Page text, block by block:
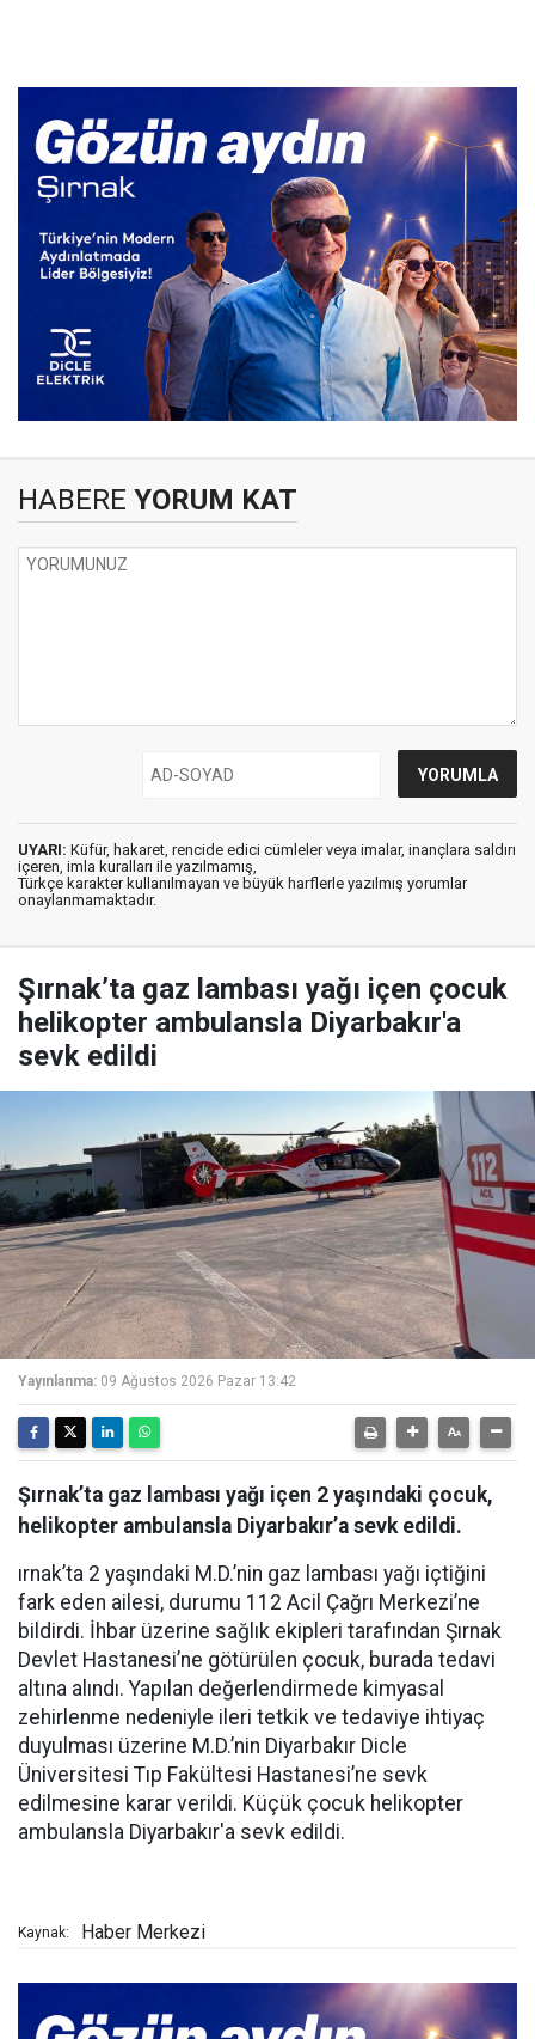
HABERE YORUM KAT
UYARI: Küfür, hakaret, rencide edici cümleler veya imalar, inançlara saldırı
içeren, imla kuralları ile yazılmamış,
Türkçe karakter kullanılmayan ve büyük harflerle yazılmış yorumlar
onaylanmamaktadır.
Şırnak’ta gaz lambası yağı içen çocuk
helikopter ambulansla Diyarbakır'a
sevk edildi
Yayınlanma: 09 Ağustos 2026 Pazar 13:42
Şırnak’ta gaz lambası yağı içen 2 yaşındaki çocuk,
helikopter ambulansla Diyarbakır’a sevk edildi.
ırnak’ta 2 yaşındaki M.D.’nin gaz lambası yağı içtiğini
fark eden ailesi, durumu 112 Acil Çağrı Merkezi’ne
bildirdi. İhbar üzerine sağlık ekipleri tarafından Şırnak
Devlet Hastanesi’ne götürülen çocuk, burada tedavi
altına alındı. Yapılan değerlendirmede kimyasal
zehirlenme nedeniyle ileri tetkik ve tedaviye ihtiyaç
duyulması üzerine M.D.’nin Diyarbakır Dicle
Üniversitesi Tıp Fakültesi Hastanesi’ne sevk
edilmesine karar verildi. Küçük çocuk helikopter
ambulansla Diyarbakır'a sevk edildi.
Kaynak: Haber Merkezi